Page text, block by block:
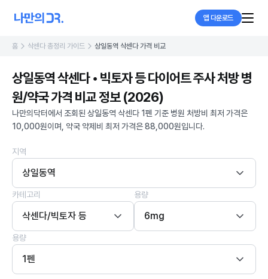
앱 다운로드
홈 삭센다 총정리 가이드 상일동역 삭센다 가격 비교
상일동역 삭센다 • 빅토자 등 다이어트 주사 처방 병
원/약국 가격 비교 정보 (2026)
나만의닥터에서 조회된 상일동역 삭센다 1펜 기준 병원 처방비 최저 가격은
10,000원이며, 약국 약제비 최저 가격은 88,000원입니다.
지역
상일동역
카테고리
삭센다/빅토자 등
용량
6mg
용량
1펜